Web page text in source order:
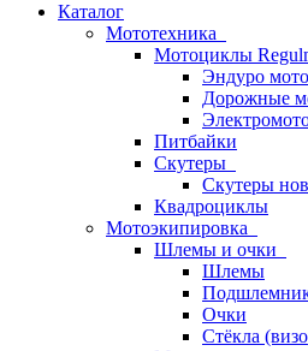
Каталог
Мототехника
Мотоциклы
Эндуро
Дорожные
Питбайки
Скутеры
Скутеры
Квадроциклы
Мотоэкипировка
Шлемы и очки
Шлемы
Очки
Стёкла